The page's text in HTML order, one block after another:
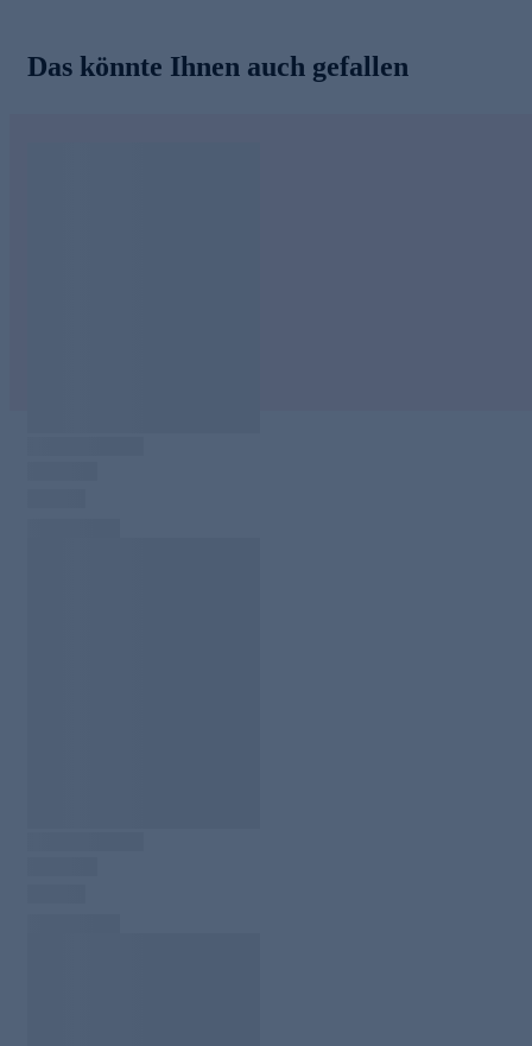
Das könnte Ihnen auch gefallen